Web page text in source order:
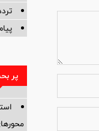
پر